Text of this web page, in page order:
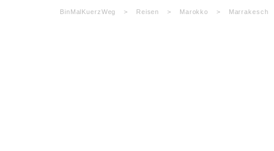
BinMalKuerzWeg > Reisen > Marokko > Marrakesch